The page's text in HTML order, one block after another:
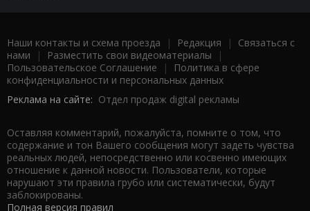
Наши контакты и схема проезда | Редакция | Связаться с
нами | Разместить свои видеоматериалы |
Пользовательское Соглашение |
Политика в сфере
конфиденциальности и персональных данных
Реклама на сайте: Отдел продаж digital рекламы
Оставляя комментарий, пожалуйста, помните о том, что
содержание и тон Вашего сообщения могут задеть чувства
реальных людей, непосредственно или косвенно имеющих
отношение к данной новости. Пользователи, которые
нарушают эти правила грубо или систематически, будут
заблокированы.
Полная версия правил